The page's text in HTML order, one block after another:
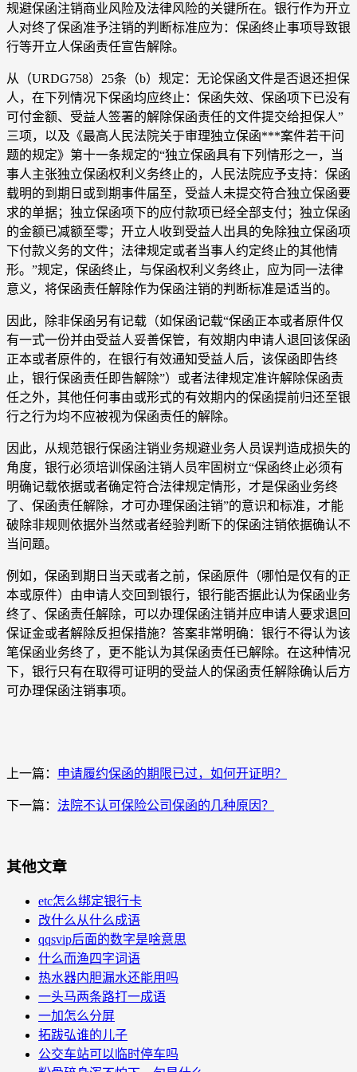
规避保函注销商业风险及法律风险的关键所在。银行作为开立
人对终了保函准予注销的判断标准应为：保函终止事项导致银
行等开立人保函责任宣告解除。
从（URDG758）25条（b）规定：无论保函文件是否退还担保
人，在下列情况下保函均应终止：保函失效、保函项下已没有
可付金额、受益人签署的解除保函责任的文件提交给担保人”
三项，以及《最高人民法院关于审理独立保函***案件若干问
题的规定》第十一条规定的“独立保函具有下列情形之一，当
事人主张独立保函权利义务终止的，人民法院应予支持：保函
载明的到期日或到期事件届至，受益人未提交符合独立保函要
求的单据；独立保函项下的应付款项已经全部支付；独立保函
的金额已减额至零；开立人收到受益人出具的免除独立保函项
下付款义务的文件；法律规定或者当事人约定终止的其他情
形。”规定，保函终止，与保函权利义务终止，应为同一法律
意义，将保函责任解除作为保函注销的判断标准是适当的。
因此，除非保函另有记载（如保函记载“保函正本或者原件仅
有一式一份并由受益人妥善保管，有效期内申请人退回该保函
正本或者原件的，在银行有效通知受益人后，该保函即告终
止，银行保函责任即告解除”）或者法律规定准许解除保函责
任之外，其他任何事由或形式的有效期内的保函提前归还至银
行之行为均不应被视为保函责任的解除。
因此，从规范银行保函注销业务规避业务人员误判造成损失的
角度，银行必须培训保函注销人员牢固树立“保函终止必须有
明确记载依据或者确定符合法律规定情形，才是保函业务终
了、保函责任解除，才可办理保函注销”的意识和标准，才能
破除非规则依据外当然或者经验判断下的保函注销依据确认不
当问题。
例如，保函到期日当天或者之前，保函原件（哪怕是仅有的正
本或原件）由申请人交回到银行，银行能否据此认为保函业务
终了、保函责任解除，可以办理保函注销并应申请人要求退回
保证金或者解除反担保措施？答案非常明确：银行不得认为该
笔保函业务终了，更不能认为其保函责任已解除。在这种情况
下，银行只有在取得可证明的受益人的保函责任解除确认后方
可办理保函注销事项。
上一篇： 申请履约保函的期限已过，如何开证明？
下一篇： 法院不认可保险公司保函的几种原因？
其他文章
etc怎么绑定银行卡
改什么从什么成语
qqsvip后面的数字是啥意思
什么而渔四字词语
热水器内胆漏水还能用吗
一头马两条路打一成语
一加怎么分屏
拓跋弘谁的儿子
公交车站可以临时停车吗